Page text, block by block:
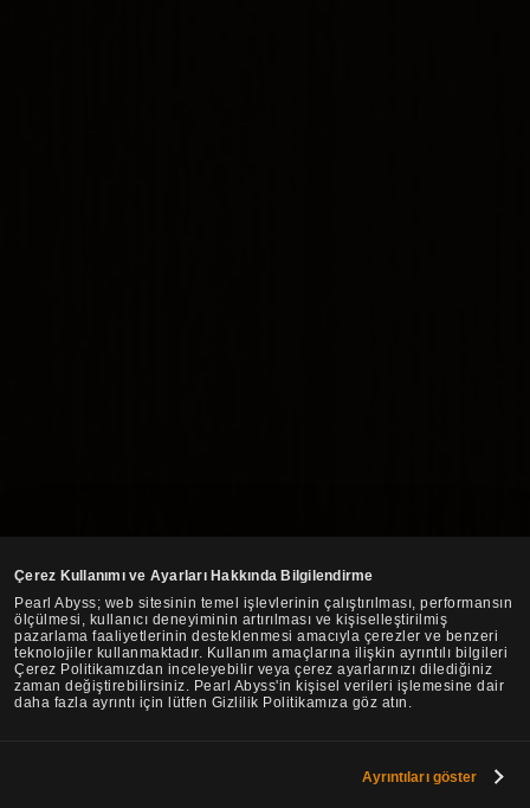
Çerez Kullanımı ve Ayarları Hakkında Bilgilendirme
Pearl Abyss; web sitesinin temel işlevlerinin çalıştırılması, performansın
ölçülmesi, kullanıcı deneyiminin artırılması ve kişiselleştirilmiş
pazarlama faaliyetlerinin desteklenmesi amacıyla çerezler ve benzeri
teknolojiler kullanmaktadır. Kullanım amaçlarına ilişkin ayrıntılı bilgileri
Çerez Politikamızdan inceleyebilir veya çerez ayarlarınızı dilediğiniz
zaman değiştirebilirsiniz. Pearl Abyss'in kişisel verileri işlemesine dair
daha fazla ayrıntı için lütfen Gizlilik Politikamıza göz atın.
Ayrıntıları göster